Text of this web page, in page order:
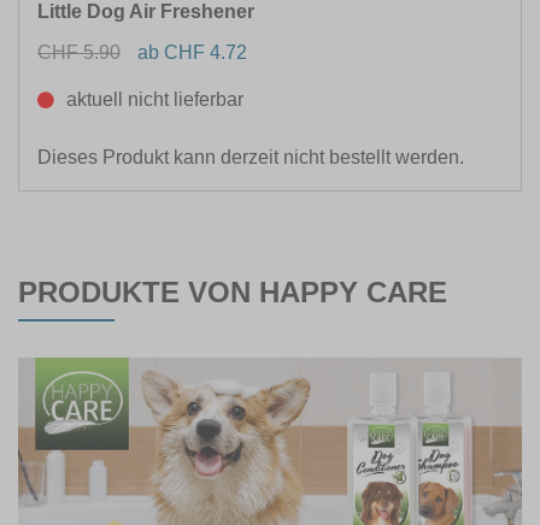
MATERIAL
ANWENDUNG FÜR
INHALTSMENGE
FORM
Little Dog Air Freshener
CHF 5.90
ab CHF 4.72
aktuell nicht lieferbar
Dieses Produkt kann derzeit nicht bestellt werden.
PRODUKTE VON HAPPY CARE